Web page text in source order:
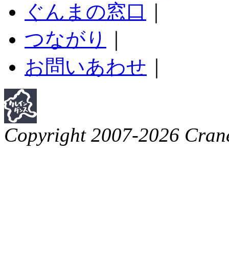
ぐんまの窓口
つながり
お問いあわせ
Copyright 2007-2026